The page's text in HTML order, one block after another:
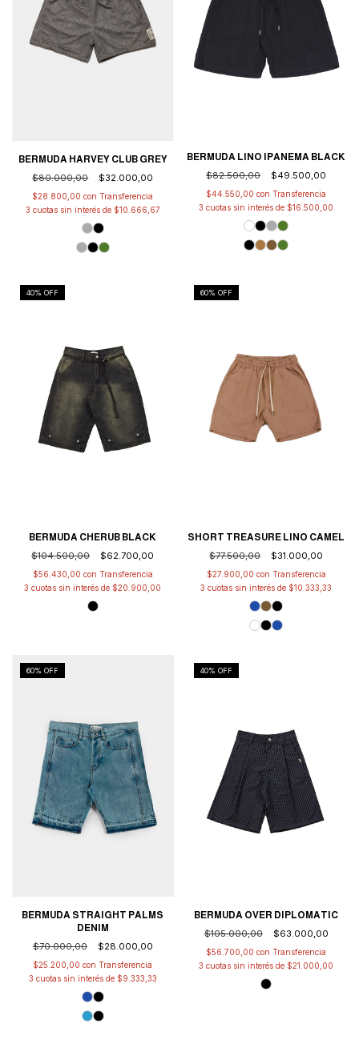
BERMUDA HARVEY CLUB GREY
$80.000,00
$32.000,00
$28.800,00con
3 cuotas sin interés de $10.666,67
BERMUDA LINO IPANEMA BLACK
$82.500,00
$49.500,00
$44.550,00con
3 cuotas sin interés de $16.500,00
40% OFF
BERMUDA CHERUB BLACK
$104.500,00
$62.700,00
$56.430,00 con
3 cuotas sin interés de $20.900,00
60% OFF
SHORT TREASURE LINO CAMEL
$77.500,00
$31.000,00
$27.900,00 con
3 cuotas sin interés de $10.333,33
60% OFF
BERMUDA STRAIGHT PALMS
DENIM
$70.000,00
$28.000,00
$25.200,00con
3 cuotas sin interés de $9.333,33
40% OFF
BERMUDA OVER DIPLOMATIC
$105.000,00
$63.000,00
$56.700,00con
3 cuotas sin interés de $21.000,00